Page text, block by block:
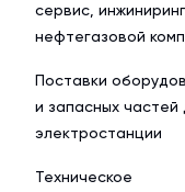
сервис,
нефтегазовой
Поставки
и запасных частей
электростанции
Техническое